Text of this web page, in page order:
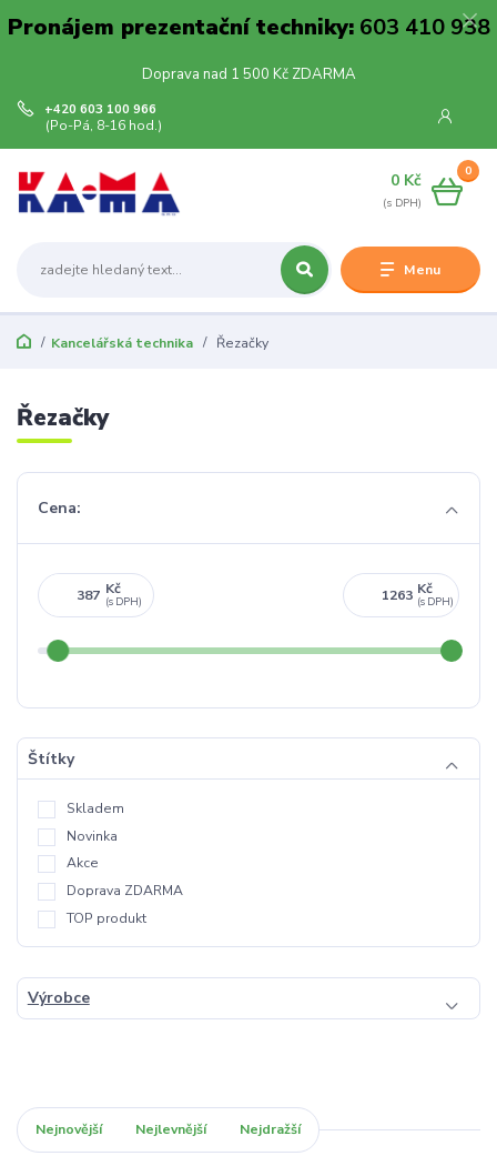
Pronájem prezentační techniky:603 410 938
Doprava nad 1 500 Kč ZDARMA
Menu
+420 603 100 966
(Po-Pá, 8-16 hod.)
0
0 Kč
Kancelářská technika Řezačky
Řezačky
Cena:
Kč Kč
Štítky
Skladem
Novinka
Akce
Doprava ZDARMA
TOP produkt
Výrobce
Nejnovější Nejlevnější Nejdražší